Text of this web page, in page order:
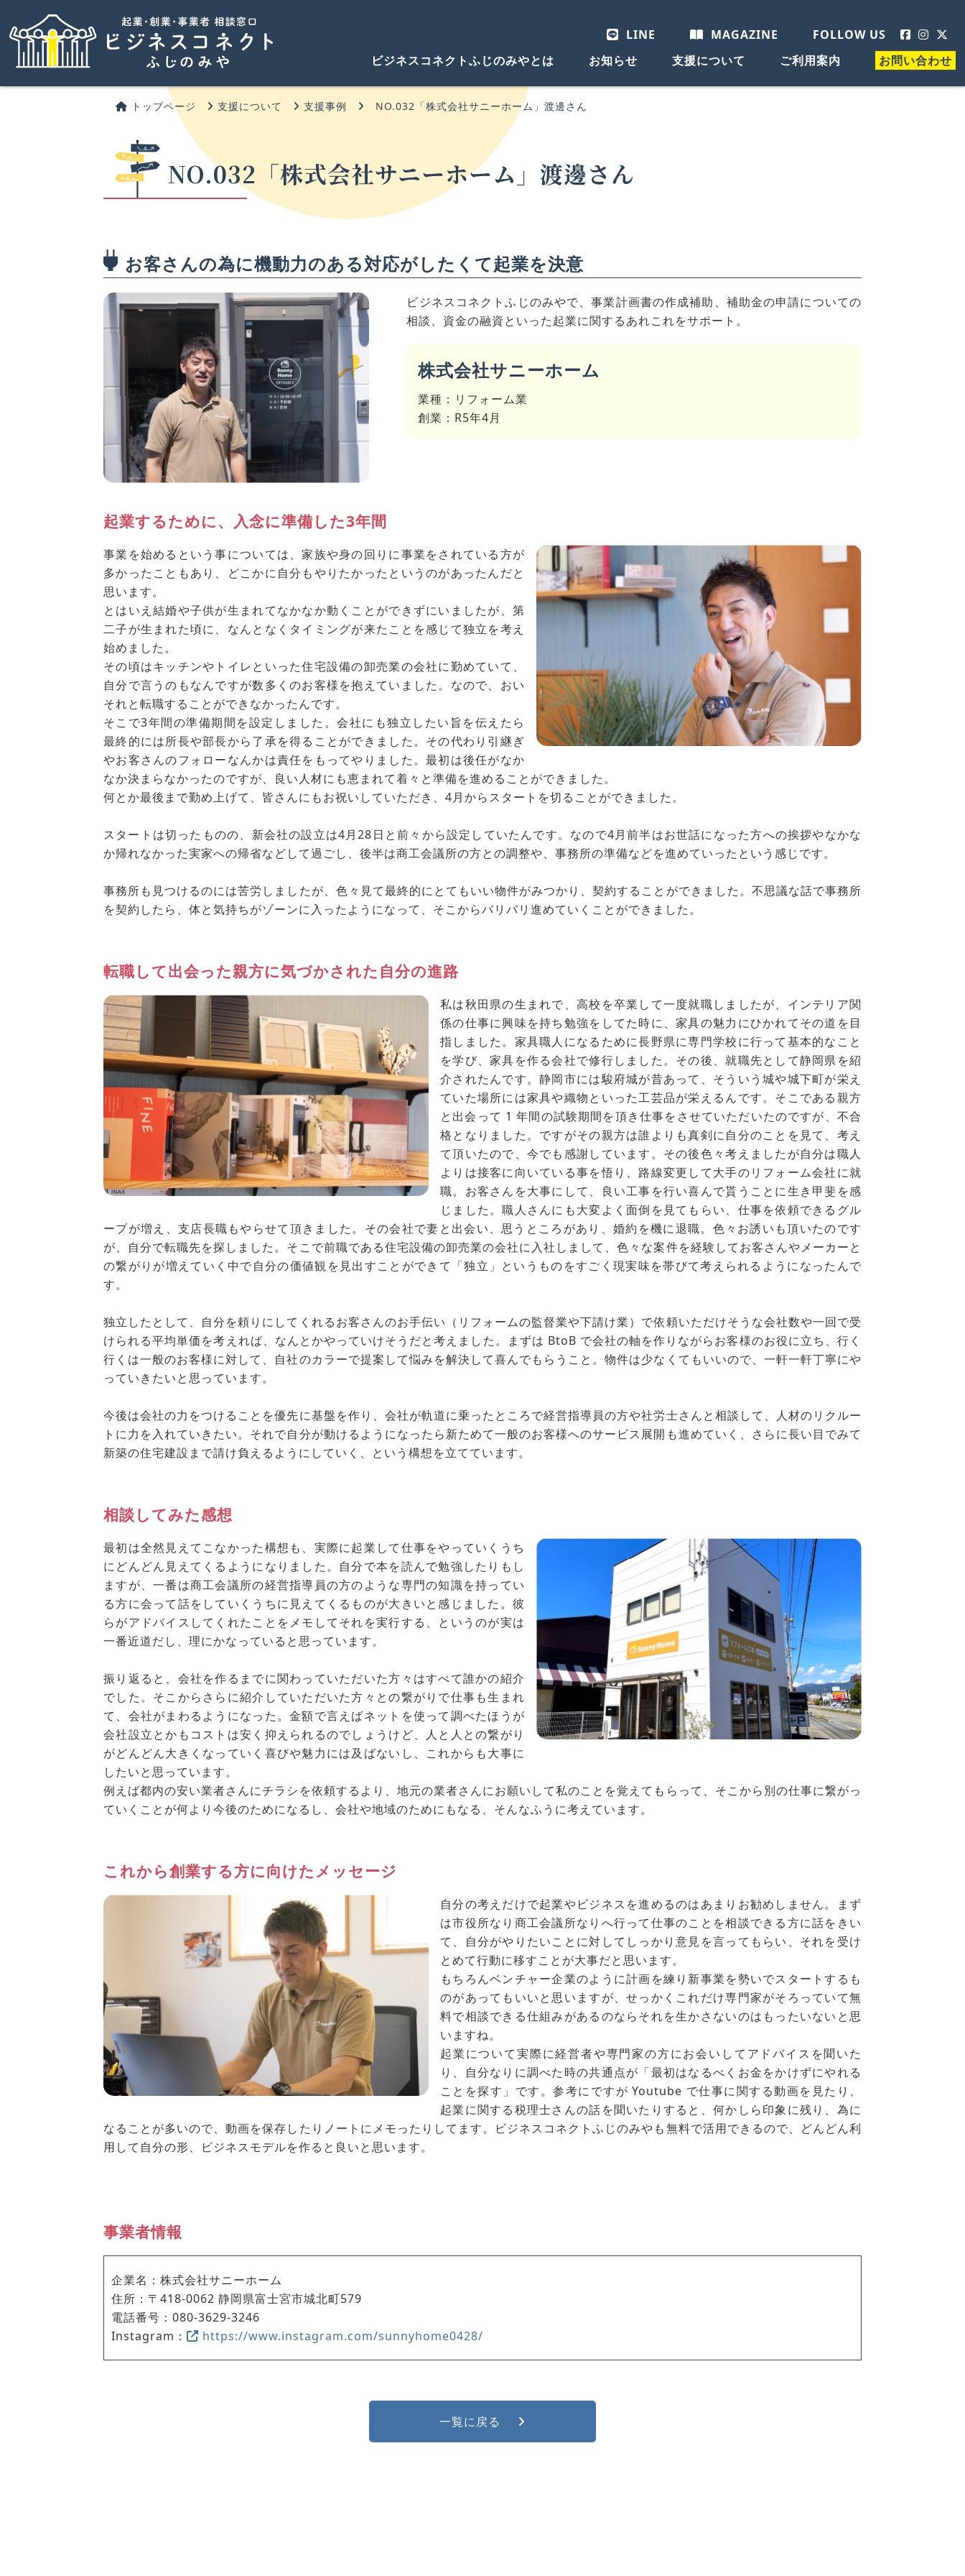
LINE MAGAZINE
FOLLOW US
ビジネスコネクトふじのみやとは
お知らせ 支援について ご利用案内 お問い合わせ
トップページ 支援について 支援事例 NO.032「株式会社サニーホーム」渡邊さん
NO.032「株式会社サニーホーム」渡邊さん
お客さんの為に機動力のある対応がしたくて起業を決意
ビジネスコネクトふじのみやで、事業計画書の作成補助、補助金の申請についての
相談、資金の融資といった起業に関するあれこれをサポート。
株式会社サニーホーム
業種：リフォーム業
創業：R5年4月
起業するために、入念に準備した3年間
事業を始めるという事については、家族や身の回りに事業をされている方が
多かったこともあり、どこかに自分もやりたかったというのがあったんだと
思います。
とはいえ結婚や子供が生まれてなかなか動くことができずにいましたが、第
二子が生まれた頃に、なんとなくタイミングが来たことを感じて独立を考え
始めました。
その頃はキッチンやトイレといった住宅設備の卸売業の会社に勤めていて、
自分で言うのもなんですが数多くのお客様を抱えていました。なので、おい
それと転職することができなかったんです。
そこで3年間の準備期間を設定しました。会社にも独立したい旨を伝えたら
最終的には所長や部長から了承を得ることができました。その代わり引継ぎ
やお客さんのフォローなんかは責任をもってやりました。最初は後任がなか
なか決まらなかったのですが、良い人材にも恵まれて着々と準備を進めることができました。
何とか最後まで勤め上げて、皆さんにもお祝いしていただき、4月からスタートを切ることができました。
スタートは切ったものの、新会社の設立は4月28日と前々から設定していたんです。なので4月前半はお世話になった方への挨拶やなかな
か帰れなかった実家への帰省などして過ごし、後半は商工会議所の方との調整や、事務所の準備などを進めていったという感じです。
事務所も見つけるのには苦労しましたが、色々見て最終的にとてもいい物件がみつかり、契約することができました。不思議な話で事務所
を契約したら、体と気持ちがゾーンに入ったようになって、そこからバリバリ進めていくことができました。
転職して出会った親方に気づかされた自分の進路
私は秋田県の生まれで、高校を卒業して一度就職しましたが、インテリア関
係の仕事に興味を持ち勉強をしてた時に、家具の魅力にひかれてその道を目
指しました。家具職人になるために長野県に専門学校に行って基本的なこと
を学び、家具を作る会社で修行しました。その後、就職先として静岡県を紹
介されたんです。静岡市には駿府城が昔あって、そういう城や城下町が栄え
ていた場所には家具や織物といった工芸品が栄えるんです。そこである親方
と出会って 1 年間の試験期間を頂き仕事をさせていただいたのですが、不合
格となりました。ですがその親方は誰よりも真剣に自分のことを見て、考え
て頂いたので、今でも感謝しています。その後色々考えましたが自分は職人
よりは接客に向いている事を悟り、路線変更して大手のリフォーム会社に就
職。お客さんを大事にして、良い工事を行い喜んで貰うことに生き甲斐を感
じました。職人さんにも大変よく面倒を見てもらい、仕事を依頼できるグル
ープが増え、支店長職もやらせて頂きました。その会社で妻と出会い、思うところがあり、婚約を機に退職。色々お誘いも頂いたのです
が、自分で転職先を探しました。そこで前職である住宅設備の卸売業の会社に入社しまして、色々な案件を経験してお客さんやメーカーと
の繋がりが増えていく中で自分の価値観を見出すことができて「独立」というものをすごく現実味を帯びて考えられるようになったんで
す。
独立したとして、自分を頼りにしてくれるお客さんのお手伝い（リフォームの監督業や下請け業）で依頼いただけそうな会社数や一回で受
けられる平均単価を考えれば、なんとかやっていけそうだと考えました。まずは BtoB で会社の軸を作りながらお客様のお役に立ち、行く
行くは一般のお客様に対して、自社のカラーで提案して悩みを解決して喜んでもらうこと。物件は少なくてもいいので、一軒一軒丁寧にや
っていきたいと思っています。
今後は会社の力をつけることを優先に基盤を作り、会社が軌道に乗ったところで経営指導員の方や社労士さんと相談して、人材のリクルー
トに力を入れていきたい。それで自分が動けるようになったら新ためて一般のお客様へのサービス展開も進めていく、さらに長い目でみて
新築の住宅建設まで請け負えるようにしていく、という構想を立てています。
相談してみた感想
最初は全然見えてこなかった構想も、実際に起業して仕事をやっていくうち
にどんどん見えてくるようになりました。自分で本を読んで勉強したりもし
ますが、一番は商工会議所の経営指導員の方のような専門の知識を持ってい
る方に会って話をしていくうちに見えてくるものが大きいと感じました。彼
らがアドバイスしてくれたことをメモしてそれを実行する、というのが実は
一番近道だし、理にかなっていると思っています。
振り返ると、会社を作るまでに関わっていただいた方々はすべて誰かの紹介
でした。そこからさらに紹介していただいた方々との繋がりで仕事も生まれ
て、会社がまわるようになった。金額で言えばネットを使って調べたほうが
会社設立とかもコストは安く抑えられるのでしょうけど、人と人との繋がり
がどんどん大きくなっていく喜びや魅力には及ばないし、これからも大事に
したいと思っています。
例えば都内の安い業者さんにチラシを依頼するより、地元の業者さんにお願いして私のことを覚えてもらって、そこから別の仕事に繋がっ
ていくことが何より今後のためになるし、会社や地域のためにもなる、そんなふうに考えています。
これから創業する方に向けたメッセージ
自分の考えだけで起業やビジネスを進めるのはあまりお勧めしません。まず
は市役所なり商工会議所なりへ行って仕事のことを相談できる方に話をきい
て、自分がやりたいことに対してしっかり意見を言ってもらい、それを受け
とめて行動に移すことが大事だと思います。
もちろんベンチャー企業のように計画を練り新事業を勢いでスタートするも
のがあってもいいと思いますが、せっかくこれだけ専門家がそろっていて無
料で相談できる仕組みがあるのならそれを生かさないのはもったいないと思
いますね。
起業について実際に経営者や専門家の方にお会いしてアドバイスを聞いた
り、自分なりに調べた時の共通点が「最初はなるべくお金をかけずにやれる
ことを探す」です。参考にですが Youtube で仕事に関する動画を見たり、
起業に関する税理士さんの話を聞いたりすると、何かしら印象に残り、為に
なることが多いので、動画を保存したりノートにメモったりしてます。ビジネスコネクトふじのみやも無料で活用できるので、どんどん利
用して自分の形、ビジネスモデルを作ると良いと思います。
事業者情報
企業名：株式会社サニーホーム
住所：〒418-0062 静岡県富士宮市城北町579
電話番号： 080-3629-3246
Instagram：
https://www.instagram.com/sunnyhome0428/
一覧に戻る